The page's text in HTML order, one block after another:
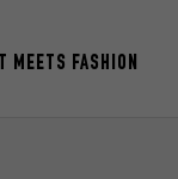
MEETS FASHION